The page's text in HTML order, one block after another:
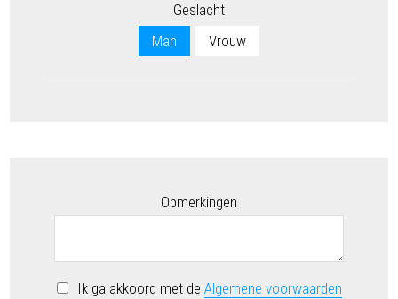
Geslacht
Man
Vrouw
Opmerkingen
Ik ga akkoord met de Algemene voorwaarden